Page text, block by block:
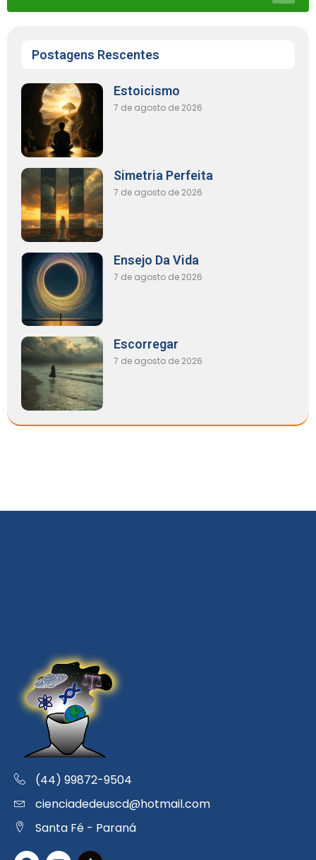
Postagens Rescentes
Estoicismo
7 de agosto de 2026
Simetria Perfeita
7 de agosto de 2026
Ensejo Da Vida
7 de agosto de 2026
Escorregar
7 de agosto de 2026
(44) 99872-9504
cienciadedeuscd@hotmail.com
Santa Fé - Paraná